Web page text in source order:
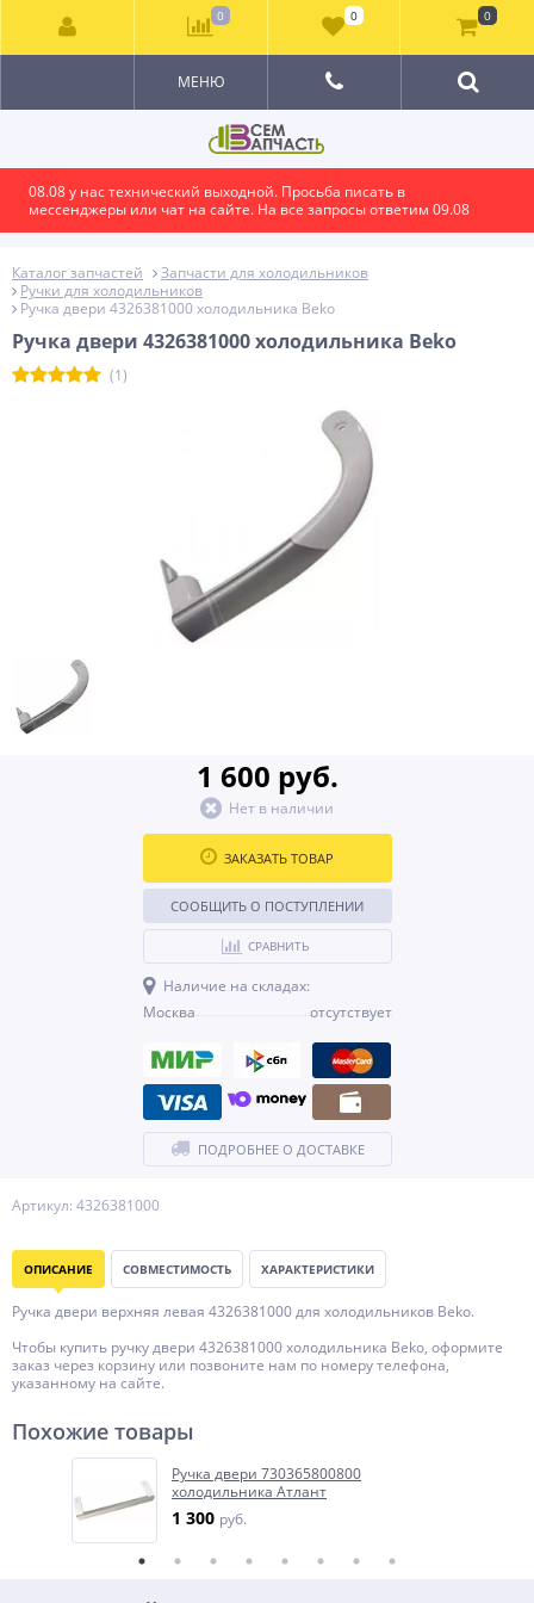
08.08 у нас технический выходной. Просьба писать в
мессенджеры или чат на сайте. На все запросы ответим 09.08
МЕНЮ
Каталог запчастей
Запчасти для холодильников
Ручки для холодильников
Ручка двери 4326381000 холодильника Beko
Ручка двери 4326381000 холодильника Beko
(1)
Артикул: 4326381000
1 600 руб.
Нет в наличии
ЗАКАЗАТЬ ТОВАР
СООБЩИТЬ О ПОСТУПЛЕНИИ
СРАВНИТЬ
Наличие на складах:
Москва
отсутствует
ПОДРОБНЕЕ О ДОСТАВКЕ
ОПИСАНИЕ СОВМЕСТИМОСТЬ ХАРАКТЕРИСТИКИ
Ручка двери верхняя левая 4326381000 для холодильников Beko.
Чтобы купить ручку двери 4326381000 холодильника Beko, оформите
заказ через корзину или позвоните нам по номеру телефона,
указанному на сайте.
Похожие товары
Ручка двери 730365800800
холодильника Атлант
1 300 руб.
0 0 0